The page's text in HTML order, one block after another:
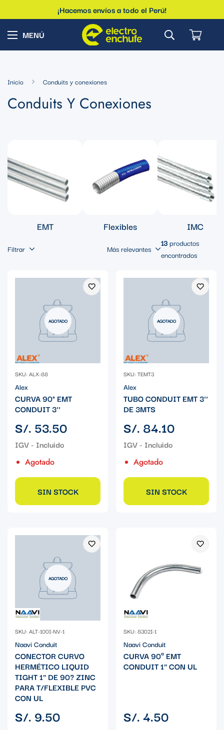
¡Hacemos envíos a todo el Perú!
Inicio Conduits y conexiones
Conduits Y Conexiones
EMT Flexibles IMC
Filtrar Más relevantes
13productos
encontrados
AGOTADO
SKU: ALX-88
Alex
CURVA 90° EMT
CONDUIT 3''
Precio
regular
S/. 53.50
Agotado
SIN STOCK
AGOTADO
SKU: TEMT3
Alex
TUBO CONDUIT EMT 3''
DE 3MTS
Precio
regular
S/. 84.10
Agotado
SIN STOCK
AGOTADO
SKU: ALT-100I-NV-1
Naavi Conduit
CONECTOR CURVO
HERMÉTICO LIQUID
TIGHT 1" DE 90? ZINC
PARA T/FLEXIBLE PVC
CON UL
Precio
regular
S/. 9.50
SKU: 8302I-1
Naavi Conduit
CURVA 90ª EMT
CONDUIT 1" CON UL
Precio
regular
S/. 4.50